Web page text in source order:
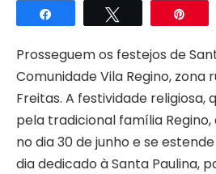
Compartilhar
Prosseguem os festejos de
Comunidade Vila Regino, zona
Freitas. A festividade religiosa,
pela tradicional família
no dia 30 de junho e se
dia dedicado à Santa Paulina,